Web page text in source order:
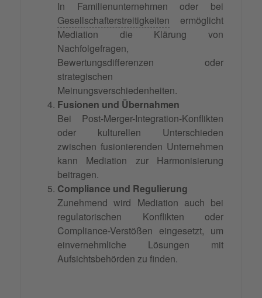
In Familienunternehmen oder bei
Gesellschafterstreitigkeiten ermöglicht
Mediation die Klärung von
Nachfolgefragen,
Bewertungsdifferenzen oder
strategischen
Meinungsverschiedenheiten.
Fusionen und Übernahmen
Bei Post-Merger-Integration-Konflikten
oder kulturellen Unterschieden
zwischen fusionierenden Unternehmen
kann Mediation zur Harmonisierung
beitragen.
Compliance und Regulierung
Zunehmend wird Mediation auch bei
regulatorischen Konflikten oder
Compliance-Verstößen eingesetzt, um
einvernehmliche Lösungen mit
Aufsichtsbehörden zu finden.